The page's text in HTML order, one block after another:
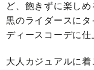
ど、飽きずに楽しめ
黒のライダースに
ディースコーデに仕
大人カジュアルに